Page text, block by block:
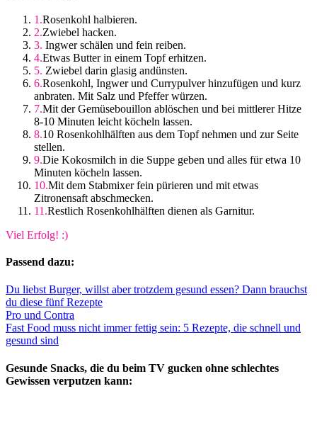
Rosenkohl halbieren.
Zwiebel hacken.
Ingwer schälen und fein reiben.
Etwas Butter in einem Topf erhitzen.
Zwiebel darin glasig andünsten.
Rosenkohl, Ingwer und Currypulver hinzufügen und kurz
anbraten. Mit Salz und Pfeffer würzen.
Mit der Gemüsebouillon ablöschen und bei mittlerer Hitze
8-10 Minuten leicht köcheln lassen.
10 Rosenkohlhälften aus dem Topf nehmen und zur Seite
stellen.
Die Kokosmilch in die Suppe geben und alles für etwa 10
Minuten köcheln lassen.
Mit dem Stabmixer fein pürieren und mit etwas
Zitronensaft abschmecken.
Restlich Rosenkohlhälften dienen als Garnitur.
Viel Erfolg! :)
Passend dazu:
Du liebst Burger, willst aber trotzdem gesund essen? Dann brauchst
du diese fünf Rezepte
Pro und Contra
Fast Food muss nicht immer fettig sein: 5 Rezepte, die schnell und
gesund sind
Gesunde Snacks, die du beim TV gucken ohne schlechtes
Gewissen verputzen kann: